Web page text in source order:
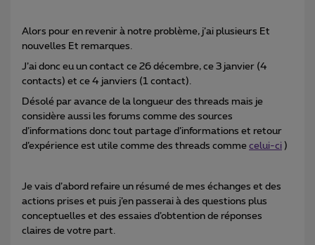
Alors pour en revenir à notre problème, j’ai plusieurs Et
nouvelles Et remarques.
J’ai donc eu un contact ce 26 décembre, ce 3 janvier (4
contacts) et ce 4 janviers (1 contact).
Désolé par avance de la longueur des threads mais je
considère aussi les forums comme des sources
d’informations donc tout partage d’informations et retour
d’expérience est utile comme des threads comme celui-ci )
Je vais d’abord refaire un résumé de mes échanges et des
actions prises et puis j’en passerai à des questions plus
conceptuelles et des essaies d’obtention de réponses
claires de votre part.